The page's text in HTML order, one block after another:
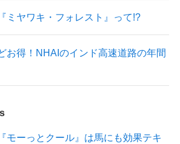
ミヤワキ・フォレスト』って!?
お得！NHAIのインド高速道路の年間
モーっとクール』は馬にも効果テキ